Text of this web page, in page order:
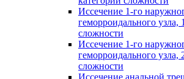
Иссечение 1-го
геморроидального узла,
сложности
Иссечение 1-го
геморроидального узла,
сложности
Иссечение анальной